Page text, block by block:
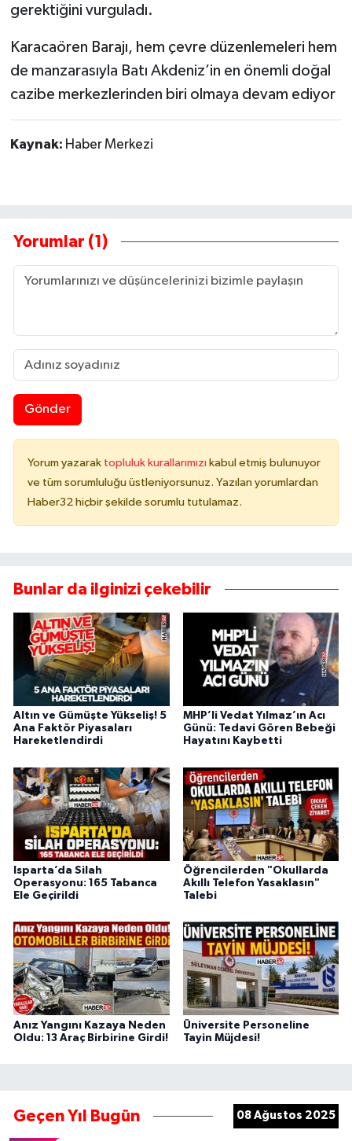
gerektiğini vurguladı.
Karacaören Barajı, hem çevre düzenlemeleri hem
de manzarasıyla Batı Akdeniz’in en önemli doğal
cazibe merkezlerinden biri olmaya devam ediyor
Kaynak: Haber Merkezi
Yorumlar (1)
Gönder
Yorum yazarak topluluk kurallarımızı kabul etmiş bulunuyor
ve tüm sorumluluğu üstleniyorsunuz. Yazılan yorumlardan
Haber32 hiçbir şekilde sorumlu tutulamaz.
Bunlar da ilginizi çekebilir
Altın ve Gümüşte Yükseliş! 5
Ana Faktör Piyasaları
Hareketlendirdi
MHP’li Vedat Yılmaz’ın Acı
Günü: Tedavi Gören Bebeği
Hayatını Kaybetti
Isparta’da Silah
Operasyonu: 165 Tabanca
Ele Geçirildi
Öğrencilerden "Okullarda
Akıllı Telefon Yasaklasın"
Talebi
Anız Yangını Kazaya Neden
Oldu: 13 Araç Birbirine Girdi!
Üniversite Personeline
Tayin Müjdesi!
Geçen Yıl Bugün 08 Ağustos 2025